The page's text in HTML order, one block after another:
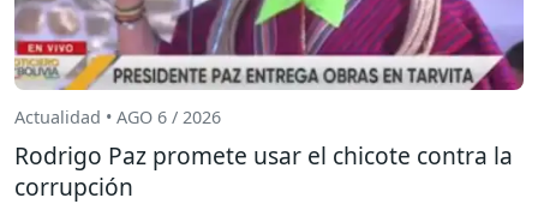
Actualidad • AGO 6 / 2026
Rodrigo Paz promete usar el chicote contra la
corrupción